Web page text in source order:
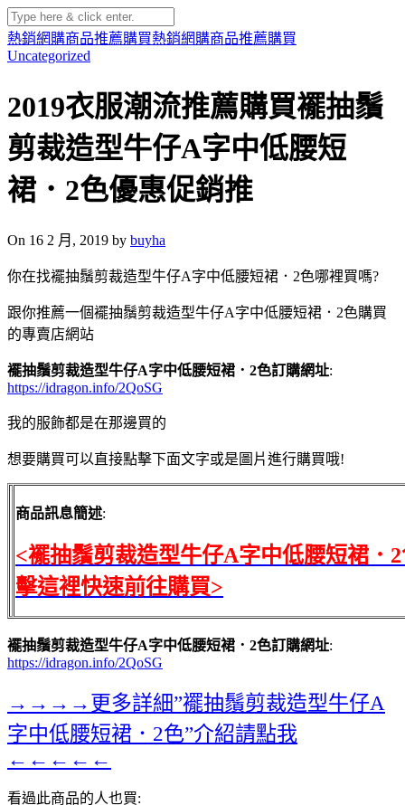
熱銷網購商品推薦購買熱銷網購商品推薦購買
Uncategorized
2019衣服潮流推薦購買襬抽鬚
剪裁造型牛仔A字中低腰短
裙．2色優惠促銷推
On 16 2 月, 2019 by buyha
你在找襬抽鬚剪裁造型牛仔A字中低腰短裙．2色哪裡買嗎?
跟你推薦一個襬抽鬚剪裁造型牛仔A字中低腰短裙．2色購買
的專賣店網站
襬抽鬚剪裁造型牛仔A字中低腰短裙．2色訂購網址:
https://idragon.info/2QoSG
我的服飾都是在那邊買的
想要購買可以直接點擊下面文字或是圖片進行購買哦!
商品訊息簡述:
<襬抽鬚剪裁造型牛仔A字中低腰短裙．
擊這裡快速前往購買>
襬抽鬚剪裁造型牛仔A字中低腰短裙．2色訂購網址:
https://idragon.info/2QoSG
→→→→更多詳細”襬抽鬚剪裁造型牛仔A
字中低腰短裙．2色”介紹請點我
←←←←←
看過此商品的人也買: